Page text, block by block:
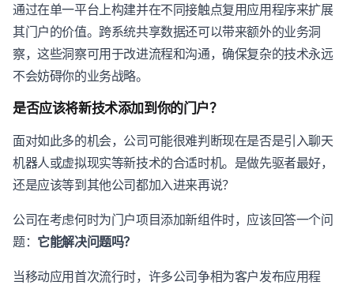
通过在单一平台上构建并在不同接触点复用应用程序来扩展
其门户的价值。跨系统共享数据还可以带来额外的业务洞
察，这些洞察可用于改进流程和沟通，确保复杂的技术永远
不会妨碍你的业务战略。
是否应该将新技术添加到你的门户？
面对如此多的机会，公司可能很难判断现在是否是引入聊天
机器人或虚拟现实等新技术的合适时机。是做先驱者最好，
还是应该等到其他公司都加入进来再说？
公司在考虑何时为门户项目添加新组件时，应该回答一个问
题： 它能解决问题吗？
当移动应用首次流行时，许多公司争相为客户发布应用程